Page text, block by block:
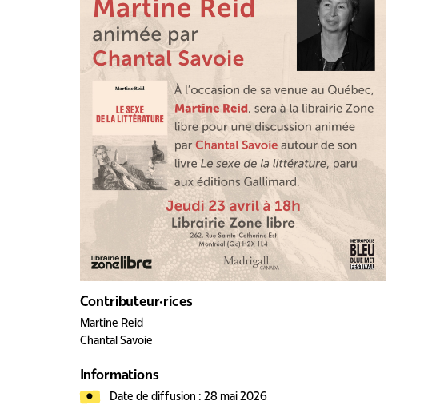
Contributeur·rices
Martine Reid
Chantal Savoie
Informations
Date de diffusion : 28 mai 2026